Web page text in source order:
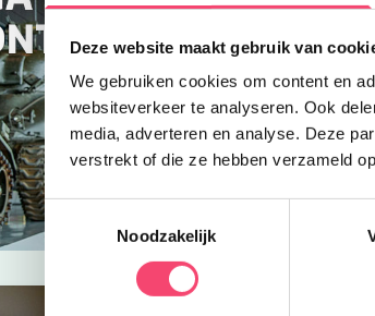
Deze website maakt gebruik van
We gebruiken cookies om content en
websiteverkeer te analyseren. Ook
media, adverteren en analyse. Deze
verstrekt of die ze hebben verzameld
Toestemmingsselectie
Noodzakelijk